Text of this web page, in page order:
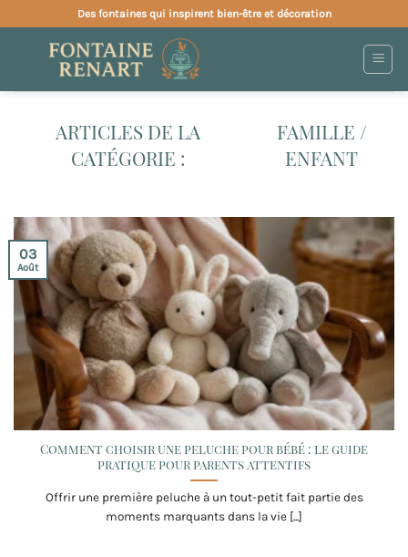
au
contenu
Des fontaines qui inspirent bien-être et décoration
FAMILLE /
ENFANT
Comment choisir une peluche pour bébé : le guide
pratique pour parents attentifs
Offrir une première peluche à un tout-petit fait partie des
moments marquants dans la vie [...]
03
Août